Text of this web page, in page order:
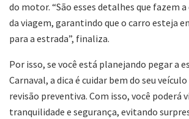
do motor. “São esses detalhes que fazem
da viagem, garantindo que o carro esteja
para a estrada”, finaliza.
Por isso, se você está planejando pegar a
Carnaval, a dica é cuidar bem do seu
revisão preventiva. Com isso, você poderá
tranquilidade e segurança, evitando